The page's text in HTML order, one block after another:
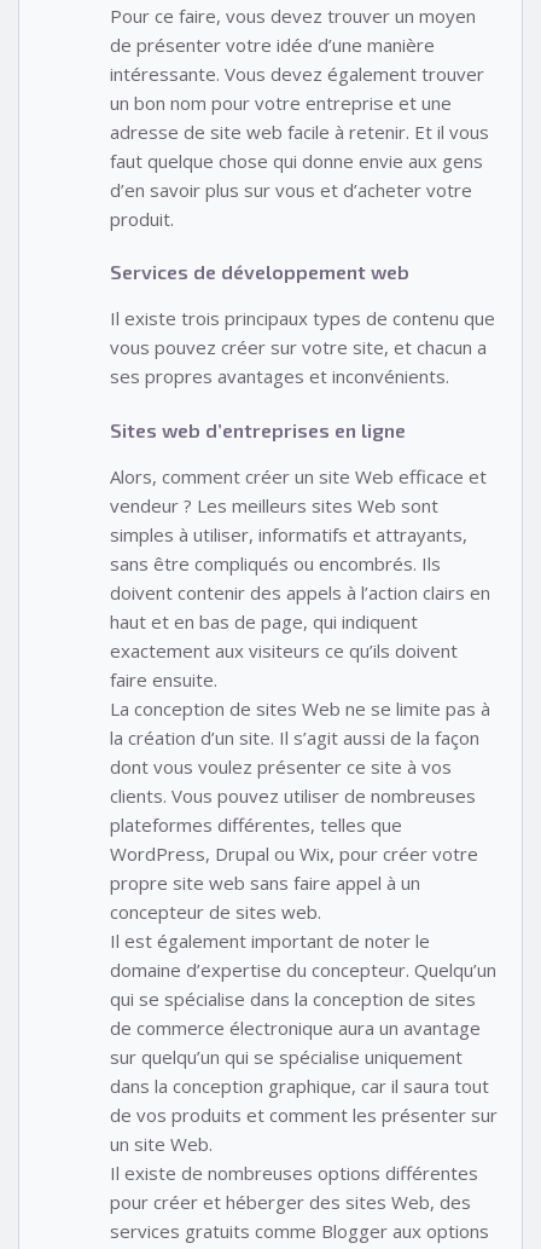
Pour ce faire, vous devez trouver un moyen
de présenter votre idée d’une manière
intéressante. Vous devez également trouver
un bon nom pour votre entreprise et une
adresse de site web facile à retenir. Et il vous
faut quelque chose qui donne envie aux gens
d’en savoir plus sur vous et d’acheter votre
produit.
Services de développement web
Il existe trois principaux types de contenu que
vous pouvez créer sur votre site, et chacun a
ses propres avantages et inconvénients.
Sites web d’entreprises en ligne
Alors, comment créer un site Web efficace et
vendeur ? Les meilleurs sites Web sont
simples à utiliser, informatifs et attrayants,
sans être compliqués ou encombrés. Ils
doivent contenir des appels à l’action clairs en
haut et en bas de page, qui indiquent
exactement aux visiteurs ce qu’ils doivent
faire ensuite.
La conception de sites Web ne se limite pas à
la création d’un site. Il s’agit aussi de la façon
dont vous voulez présenter ce site à vos
clients. Vous pouvez utiliser de nombreuses
plateformes différentes, telles que
WordPress, Drupal ou Wix, pour créer votre
propre site web sans faire appel à un
concepteur de sites web.
Il est également important de noter le
domaine d’expertise du concepteur. Quelqu’un
qui se spécialise dans la conception de sites
de commerce électronique aura un avantage
sur quelqu’un qui se spécialise uniquement
dans la conception graphique, car il saura tout
de vos produits et comment les présenter sur
un site Web.
Il existe de nombreuses options différentes
pour créer et héberger des sites Web, des
services gratuits comme Blogger aux options